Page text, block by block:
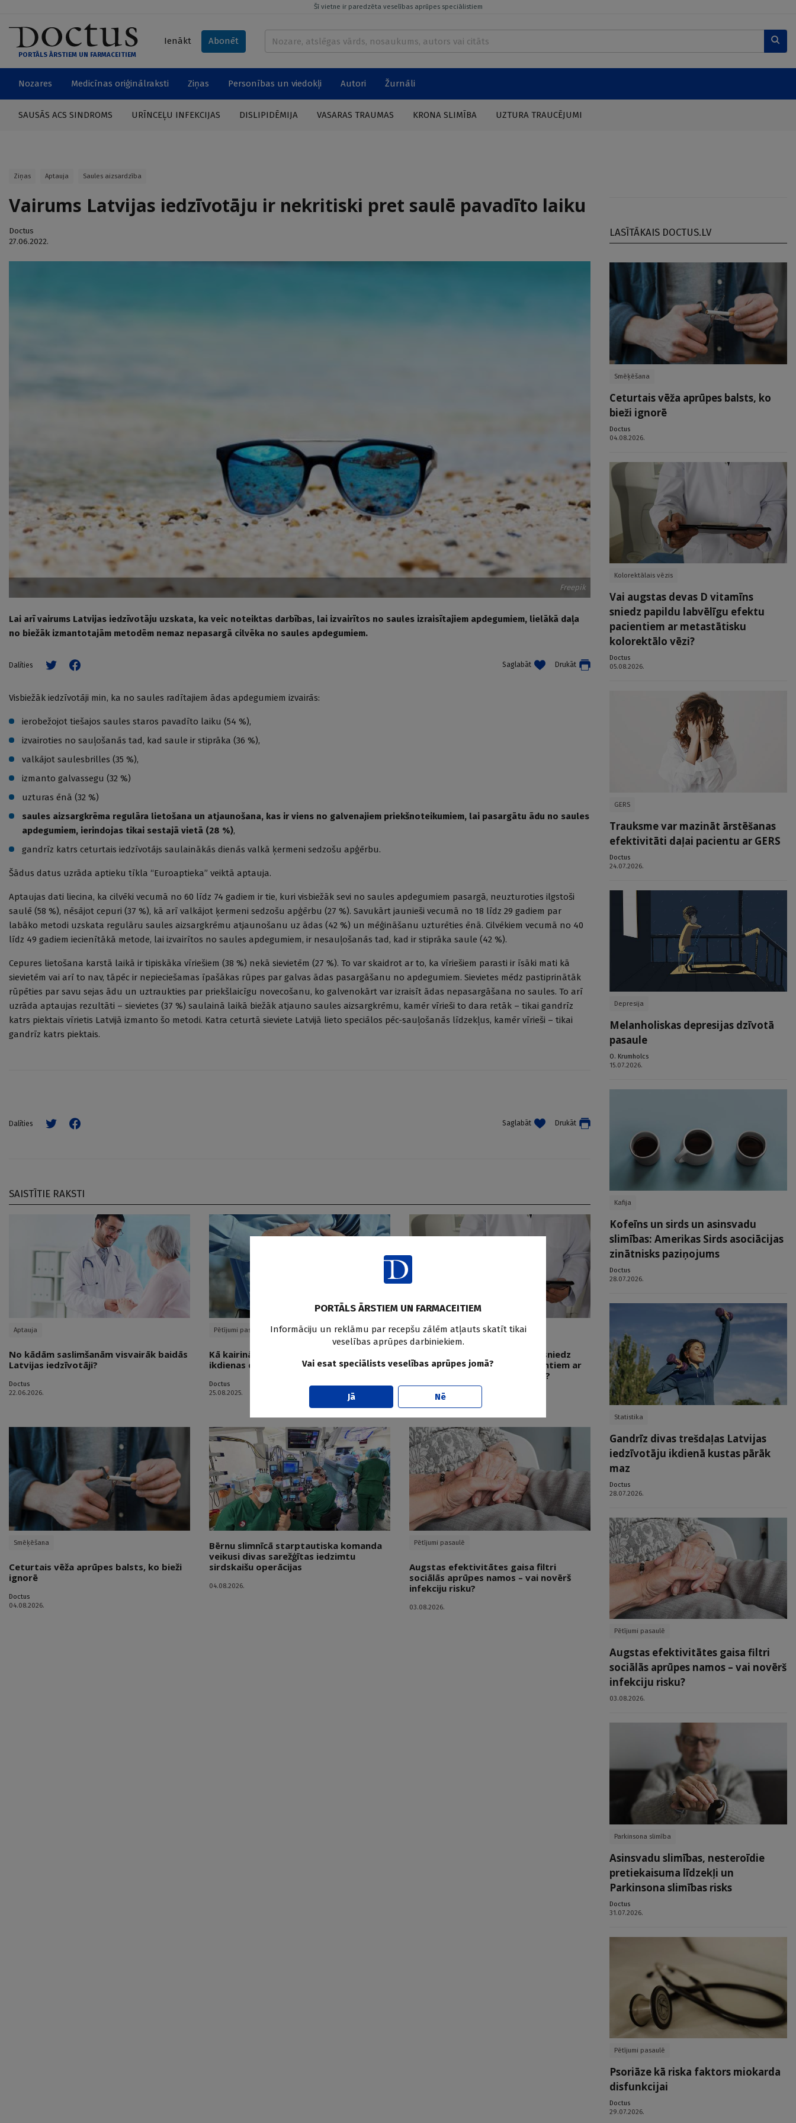
Šī vietne ir paredzēta veselības aprūpes speciālistiem
PORTĀLS ĀRSTIEM UN FARMACEITIEM
Ienākt Abonēt
Nozares Medicīnas oriģinālraksti Ziņas Personības un viedokļi Autori Žurnāli
SAUSĀS ACS SINDROMS URĪNCEĻU INFEKCIJAS DISLIPIDĒMIJA VASARAS TRAUMAS KRONA SLIMĪBA UZTURA TRAUCĒJUMI
Ziņas Aptauja Saules aizsardzība
Vairums Latvijas iedzīvotāju ir nekritiski pret saulē pavadīto laiku
Doctus
27.06.2022.
Freepik
Lai arī vairums Latvijas iedzīvotāju uzskata, ka veic noteiktas darbības, lai izvairītos no saules izraisītajiem apdegumiem, lielākā daļa
no biežāk izmantotajām metodēm nemaz nepasargā cilvēka no saules apdegumiem.
Dalīties Saglabāt Drukāt
Visbiežāk iedzīvotāji min, ka no saules radītajiem ādas apdegumiem izvairās:
ierobežojot tiešajos saules staros pavadīto laiku (54 %),
izvairoties no sauļošanās tad, kad saule ir stiprāka (36 %),
valkājot saulesbrilles (35 %),
izmanto galvassegu (32 %)
uzturas ēnā (32 %)
saules aizsargkrēma regulāra lietošana un atjaunošana, kas ir viens no galvenajiem priekšnoteikumiem, lai pasargātu ādu no saules
apdegumiem, ierindojas tikai sestajā vietā (28 %),
gandrīz katrs ceturtais iedzīvotājs saulainākās dienās valkā ķermeni sedzošu apģērbu.
Šādus datus uzrāda aptieku tīkla “Euroaptieka” veiktā aptauja.
Aptaujas dati liecina, ka cilvēki vecumā no 60 līdz 74 gadiem ir tie, kuri visbiežāk sevi no saules apdegumiem pasargā, neuzturoties ilgstoši
saulē (58 %), nēsājot cepuri (37 %), kā arī valkājot ķermeni sedzošu apģērbu (27 %). Savukārt jaunieši vecumā no 18 līdz 29 gadiem par
labāko metodi uzskata regulāru saules aizsargkrēmu atjaunošanu uz ādas (42 %) un mēģināšanu uzturēties ēnā. Cilvēkiem vecumā no 40
līdz 49 gadiem iecienītākā metode, lai izvairītos no saules apdegumiem, ir nesauļošanās tad, kad ir stiprāka saule (42 %).
Cepures lietošana karstā laikā ir tipiskāka vīriešiem (38 %) nekā sievietēm (27 %). To var skaidrot ar to, ka vīriešiem parasti ir īsāki mati kā
sievietēm vai arī to nav, tāpēc ir nepieciešamas īpašākas rūpes par galvas ādas pasargāšanu no apdegumiem. Sievietes mēdz pastiprinātāk
rūpēties par savu sejas ādu un uztraukties par priekšlaicīgu novecošanu, ko galvenokārt var izraisīt ādas nepasargāšana no saules. To arī
uzrāda aptaujas rezultāti – sievietes (37 %) saulainā laikā biežāk atjauno saules aizsargkrēmu, kamēr vīrieši to dara retāk – tikai gandrīz
katrs piektais vīrietis Latvijā izmanto šo metodi. Katra ceturtā sieviete Latvijā lieto speciālos pēc-sauļošanās līdzekļus, kamēr vīrieši – tikai
gandrīz katrs piektais.
Dalīties Saglabāt Drukāt
SAISTĪTIE RAKSTI
Aptauja
No kādām saslimšanām visvairāk baidās
Latvijas iedzīvotāji?
Doctus
22.06.2026.
Pētījumi pasaulē
Kā kairinātas zarnas sindroms ietekmē
ikdienas dzīvi? Aptaujas dati
Doctus
25.08.2025.
Kolorektālais vēzis
Vai augstas devas D vitamīns sniedz
papildu labvēlīgu efektu pacientiem ar
metastātisku kolorektālo vēzi?
Smēķēšana
Ceturtais vēža aprūpes balsts, ko bieži
ignorē
Doctus
04.08.2026.
Bērnu slimnīcā starptautiska komanda
veikusi divas sarežģītas iedzimtu
sirdskaišu operācijas
04.08.2026.
Pētījumi pasaulē
Augstas efektivitātes gaisa filtri
sociālās aprūpes namos – vai novērš
infekciju risku?
03.08.2026.
LASĪTĀKAIS DOCTUS.LV
Smēķēšana
Ceturtais vēža aprūpes balsts, ko
bieži ignorē
Doctus
04.08.2026.
Kolorektālais vēzis
Vai augstas devas D vitamīns
sniedz papildu labvēlīgu efektu
pacientiem ar metastātisku
kolorektālo vēzi?
Doctus
05.08.2026.
GERS
Trauksme var mazināt ārstēšanas
efektivitāti daļai pacientu ar GERS
Doctus
24.07.2026.
Depresija
Melanholiskas depresijas dzīvotā
pasaule
O. Krumholcs
15.07.2026.
Kafija
Kofeīns un sirds un asinsvadu
slimības: Amerikas Sirds asociācijas
zinātnisks paziņojums
Doctus
28.07.2026.
Statistika
Gandrīz divas trešdaļas Latvijas
iedzīvotāju ikdienā kustas pārāk
maz
Doctus
28.07.2026.
Pētījumi pasaulē
Augstas efektivitātes gaisa filtri
sociālās aprūpes namos – vai novērš
infekciju risku?
03.08.2026.
Parkinsona slimība
Asinsvadu slimības, nesteroīdie
pretiekaisuma līdzekļi un
Parkinsona slimības risks
Doctus
31.07.2026.
Pētījumi pasaulē
Psoriāze kā riska faktors miokarda
disfunkcijai
Doctus
29.07.2026.
PORTĀLS ĀRSTIEM UN FARMACEITIEM
Informāciju un reklāmu par recepšu zālēm atļauts skatīt tikai
veselības aprūpes darbiniekiem.
Vai esat speciālists veselības aprūpes jomā?
Jā Nē